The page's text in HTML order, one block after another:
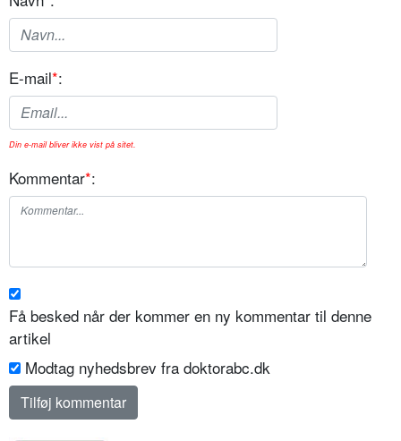
E-mail*:
Din e-mail bliver ikke vist på sitet.
Kommentar*:
Få besked når der kommer en ny kommentar til denne
artikel
Modtag nyhedsbrev fra doktorabc.dk